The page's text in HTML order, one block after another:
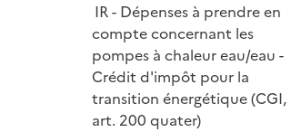
IR - Dépenses à prendre en
compte concernant les
pompes à chaleur eau/eau -
Crédit d'impôt pour la
transition énergétique (CGI,
art. 200 quater)